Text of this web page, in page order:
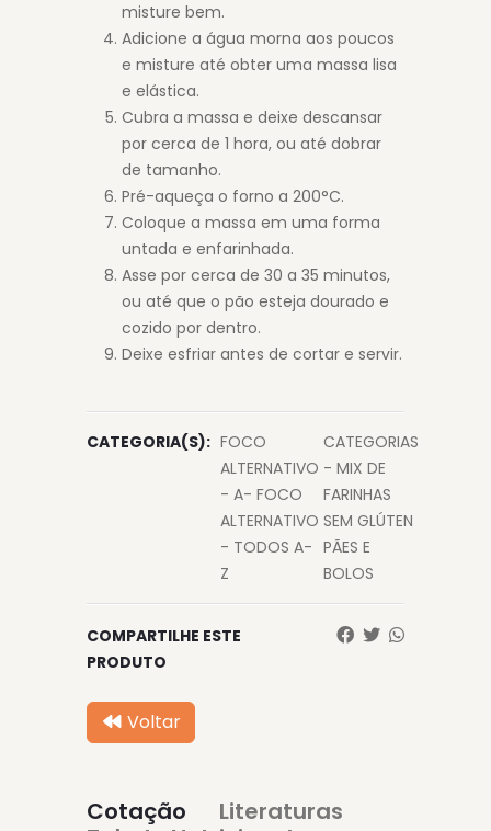
misture bem.
Adicione a água morna aos poucos
e misture até obter uma massa lisa
e elástica.
Cubra a massa e deixe descansar
por cerca de 1 hora, ou até dobrar
de tamanho.
Pré-aqueça o forno a 200°C.
Coloque a massa em uma forma
untada e enfarinhada.
Asse por cerca de 30 a 35 minutos,
ou até que o pão esteja dourado e
cozido por dentro.
Deixe esfriar antes de cortar e servir.
CATEGORIA(S): FOCO
ALTERNATIVO
- A- FOCO
ALTERNATIVO
- TODOS A-
Z
CATEGORIAS
- MIX DE
FARINHAS
SEM GLÚTEN
PÃES E
BOLOS
COMPARTILHE ESTE
PRODUTO
Voltar
Cotação
Literaturas